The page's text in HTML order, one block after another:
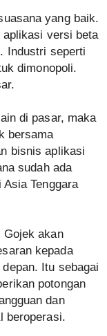
yang baik.
aplikasi versi beta
Industri seperti
dimonopoli.
di pasar, maka
bersama
bisnis aplikasi
sudah ada
Tenggara
Gojek akan
kepada
Itu sebagai
potongan
dan
beroperasi.